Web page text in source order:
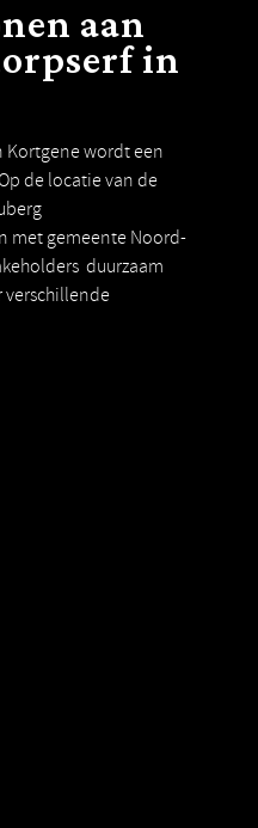
aan
in
Kortgene wordt een
de locatie van de
met gemeente Noord-
duurzaam